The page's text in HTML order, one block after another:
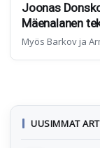
Joonas
Mäenalanen
Myös Barkov ja
UUSIMMAT